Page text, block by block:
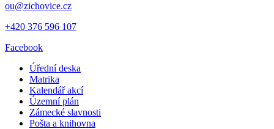
ou@zichovice.cz
+420 ​​376 596 107
Facebook
Úřední deska
Matrika
Kalendář akcí
Územní plán
Zámecké slavnosti
Pošta a knihovna